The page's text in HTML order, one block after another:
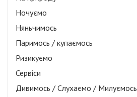
Ночуємо
Няньчимось
Паримось / купаємось
Ризикуємо
Сервіси
Дивимось / Слухаємо / Милуємось